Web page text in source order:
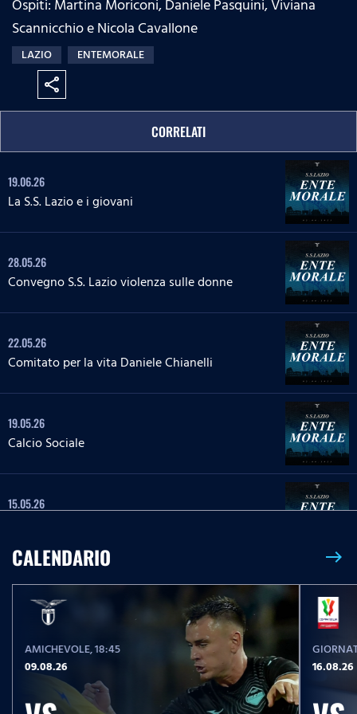
:
0
s
s
Ospiti: Martina Moriconi, Daniele Pasquini, Viviana
Scannicchio e Nicola Cavallone
LAZIO ENTEMORALE
share
CORRELATI
19.06.26
La S.S. Lazio e i giovani
28.05.26
Convegno S.S. Lazio violenza sulle donne
22.05.26
Comitato per la vita Daniele Chianelli
19.05.26
Calcio Sociale
15.05.26
Impegno sociale Parma, Hamrun Spartans,
Guidonia Montecelio
05.05.26
Spettro autistico
CALENDARIO east
AMICHEVOLE, 18:45
09.08.26
16.08.26